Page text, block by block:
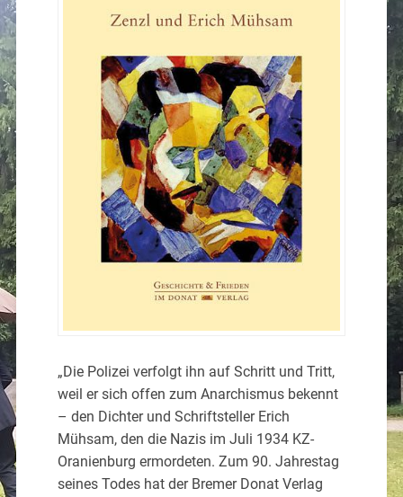
„Die Polizei verfolgt ihn auf Schritt und Tritt,
weil er sich offen zum Anarchismus bekennt
– den Dichter und Schriftsteller Erich
Mühsam, den die Nazis im Juli 1934 KZ-
Oranienburg ermordeten. Zum 90. Jahrestag
seines Todes hat der Bremer Donat Verlag